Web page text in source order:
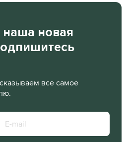
наша новая
все самое